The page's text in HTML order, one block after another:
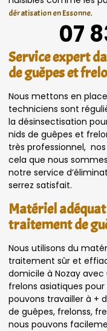
dératisation en Essonne.
07
Service expert
de guêpes et
Nous mettons en
techniciens sont
la désinsectisation
nids de guêpes et
très professionnel,
cela que nous
notre service
serrez satisfait.
Matériel
traitement de
Nous utilisons du
traitement sûr et
domicile à Nozay
frelons asiatiques
pouvons travailler à +
de guêpes, frelonss,
nous pouvons